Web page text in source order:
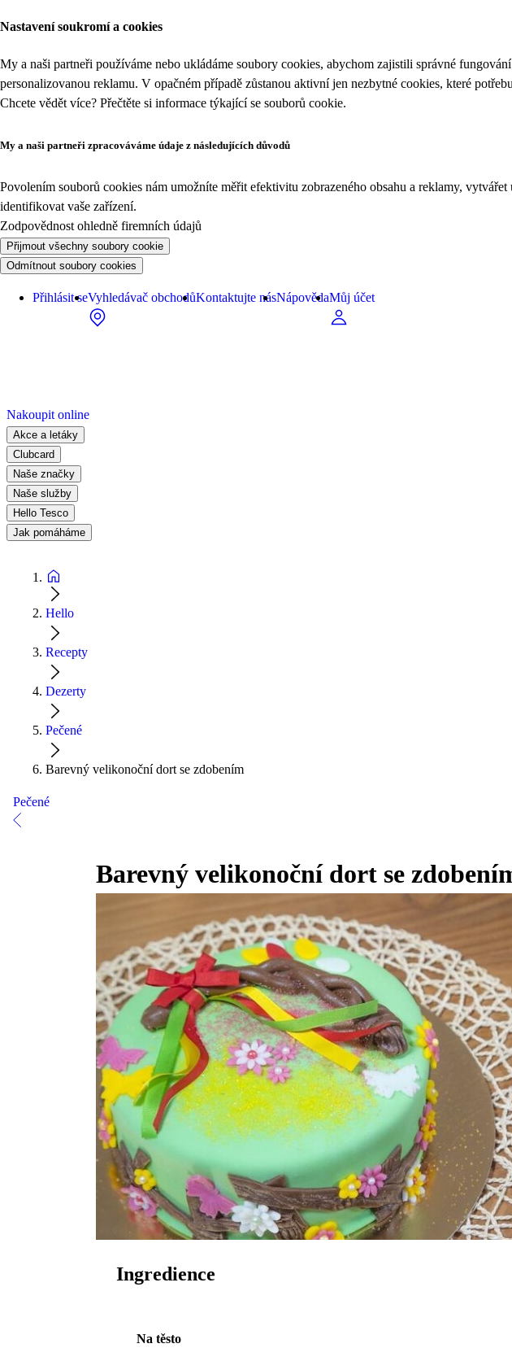
Nastavení soukromí a cookies
My a naši partneři používáme nebo ukládáme soubory cookies, abychom zajistili správné
personalizovanou reklamu. V opačném případě zůstanou aktivní jen nezbytné cookies, které
Chcete vědět více? Přečtěte si informace týkající se souborů cookie.
My a naši partneři zpracováváme údaje z následujících důvodů
Povolením souborů cookies nám umožníte měřit efektivitu zobrazeného obsahu a reklamy,
identifikovat vaše zařízení.
Zodpovědnost ohledně firemních údajů
Přijmout všechny soubory cookie
Odmítnout soubory cookies
Přihlásit seVyhledávač obchodůKontaktujte násNápovědaMůj účet
Nakoupit online
Akce a letáky
Clubcard
Naše značky
Naše služby
Hello Tesco
Jak pomáháme
Hello
Recepty
Dezerty
Pečené
Barevný velikonoční dort se zdobením
Pečené
Barevný velikonoční dort se
Ingredience
Na těsto